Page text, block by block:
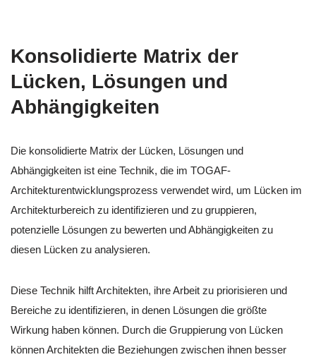
Konsolidierte Matrix der
Lücken, Lösungen und
Abhängigkeiten
Die konsolidierte Matrix der Lücken, Lösungen und
Abhängigkeiten ist eine Technik, die im TOGAF-
Architekturentwicklungsprozess verwendet wird, um Lücken im
Architekturbereich zu identifizieren und zu gruppieren,
potenzielle Lösungen zu bewerten und Abhängigkeiten zu
diesen Lücken zu analysieren.
Diese Technik hilft Architekten, ihre Arbeit zu priorisieren und
Bereiche zu identifizieren, in denen Lösungen die größte
Wirkung haben können. Durch die Gruppierung von Lücken
können Architekten die Beziehungen zwischen ihnen besser